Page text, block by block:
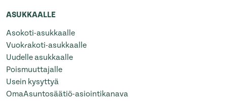
ASUKKAALLE
Asokoti-asukkaalle
Vuokrakoti-asukkaalle
Uudelle asukkaalle
Poismuuttajalle
Usein kysyttyä
OmaAsuntosäätiö-asiointikanava